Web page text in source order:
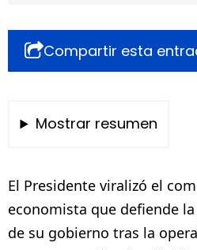
Compartir esta
Mostrar resumen
El Presidente viralizó el
economista que defiende
de su gobierno tras la